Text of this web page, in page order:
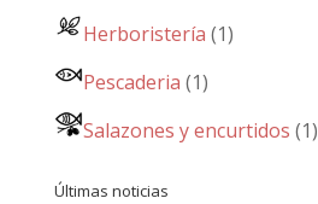
Herboristería (1)
Pescaderia (1)
Salazones y encurtidos (1)
Últimas noticias